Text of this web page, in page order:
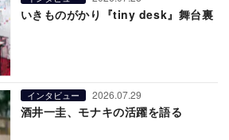
いきものがかり『tiny desk』舞台裏
インタビュー 2026.07.29
酒井一圭、モナキの活躍を語る